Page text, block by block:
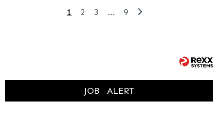
1 2 3 ... 9
JOB ALERT